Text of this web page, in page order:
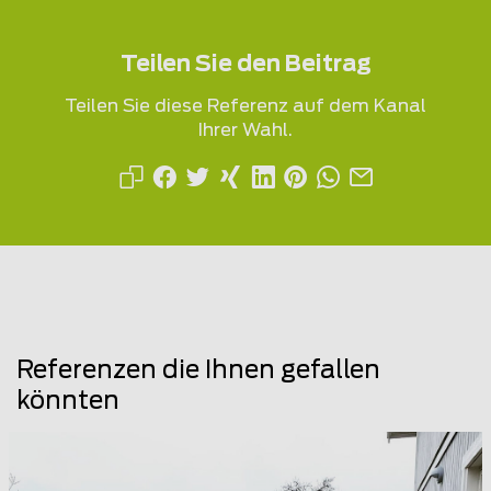
Teilen Sie den Beitrag
Teilen Sie diese Referenz auf dem Kanal
Ihrer Wahl.
Referenzen die Ihnen gefallen
könnten